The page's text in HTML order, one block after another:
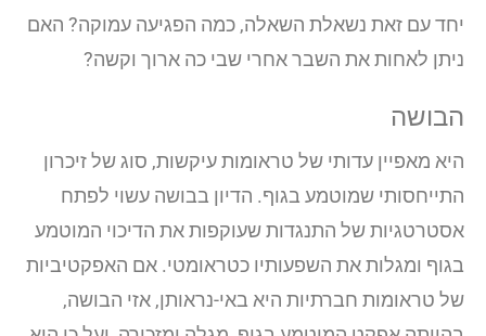
יחד עם זאת נשאלת השאלה, כמה הפגיעה עמוקה? האם
ניתן לאחות את השבר אחרי שבי כה ארוך וקשה?
הבושה
היא מאפיין עדותי של טראומות עיקשות, סוג של זיכרון
התייחסותי שמוטמע בגוף. הדיון בבושה עשוי לפתח
אסטרטגיות של התנגדות שעוקפות את הדיכוי המוטמע
בגוף ומגלות את השפעותיו כטראומטי. אם האפקטיביות
של טראומות חברתיות היא באי-נראותן, אזי הבושה,